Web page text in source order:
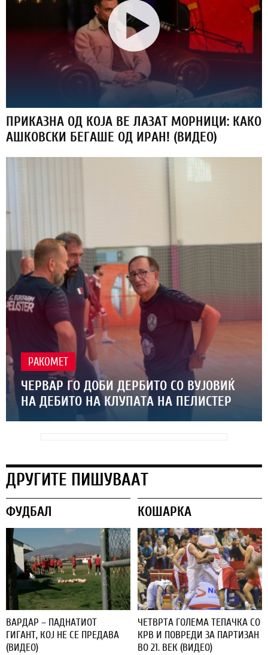
ПРИКАЗНА ОД КОЈА ВЕ ЛАЗАТ МОРНИЦИ: КАКО
АШКОВСКИ БЕГАШЕ ОД ИРАН! (ВИДЕО)
РАКОМЕТ
ЧЕРВАР ГО ДОБИ ДЕРБИТО СО ВУЈОВИЌ
НА ДЕБИТО НА КЛУПАТА НА ПЕЛИСТЕР
ДРУГИТЕ ПИШУВААТ
ФУДБАЛ
ВАРДАР – ПАДНАТИОТ
ГИГАНТ, КОЈ НЕ СЕ ПРЕДАВА
(ВИДЕО)
КОШАРКА
ЧЕТВРТА ГОЛЕМА ТЕПАЧКА СО
КРВ И ПОВРЕДИ ЗА ПАРТИЗАН
ВО 21. ВЕК (ВИДЕО)